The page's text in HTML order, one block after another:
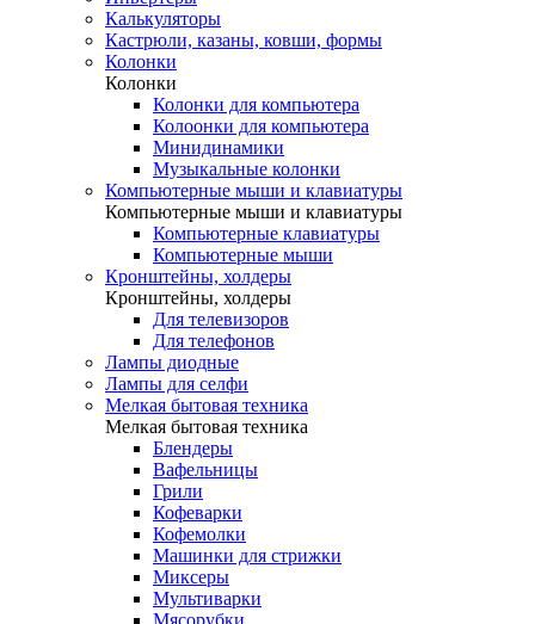
Калькуляторы
Кастрюли, казаны, ковши, формы
Колонки
Колонки
Колонки для компьютера
Колоонки для компьютера
Минидинамики
Музыкальные колонки
Компьютерные мыши и клавиатуры
Компьютерные мыши и клавиатуры
Компьютерные клавиатуры
Компьютерные мыши
Кронштейны, холдеры
Кронштейны, холдеры
Для телевизоров
Для телефонов
Лампы диодные
Лампы для селфи
Мелкая бытовая техника
Мелкая бытовая техника
Блендеры
Вафельницы
Грили
Кофеварки
Кофемолки
Машинки для стрижки
Миксеры
Мультиварки
Мясорубки